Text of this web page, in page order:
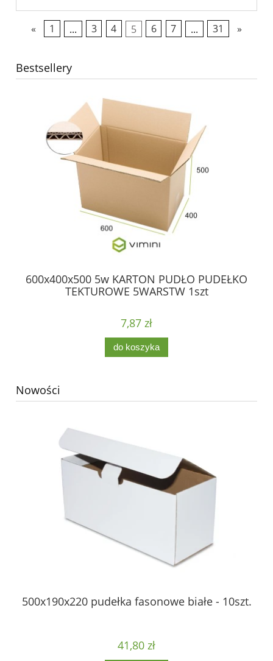
« 1 ... 3 4 5 6 7 ... 31 »
Bestsellery
600x400x500 5w KARTON PUDŁO PUDEŁKO
TEKTUROWE 5WARSTW 1szt
7,87 zł
do koszyka
Nowości
500x190x220 pudełka fasonowe białe - 10szt.
41,80 zł